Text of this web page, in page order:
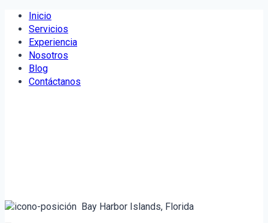
Saltar
contenido
Inicio
Servicios
Experiencia
Nosotros
Blog
Contáctanos
Bay Harbor Islands, Florida